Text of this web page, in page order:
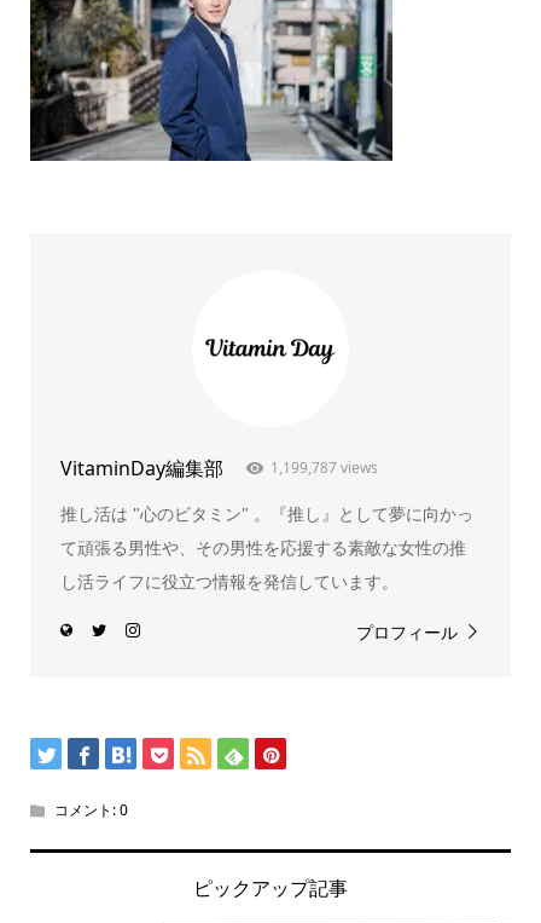
VitaminDay編集部 1,199,787 views
推し活は "心のビタミン" 。『推し』として夢に向かっ
て頑張る男性や、その男性を応援する素敵な女性の推
し活ライフに役立つ情報を発信しています。
プロフィール
コメント:0
ピックアップ記事